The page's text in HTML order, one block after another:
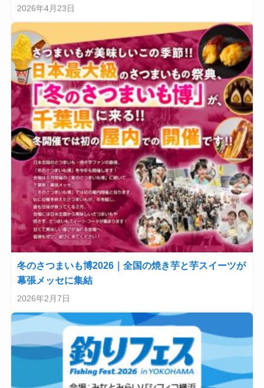
2026年4月23日
冬のさつまいも博2026｜全国の焼き芋と芋スイーツが
幕張メッセに集結
2026年2月7日